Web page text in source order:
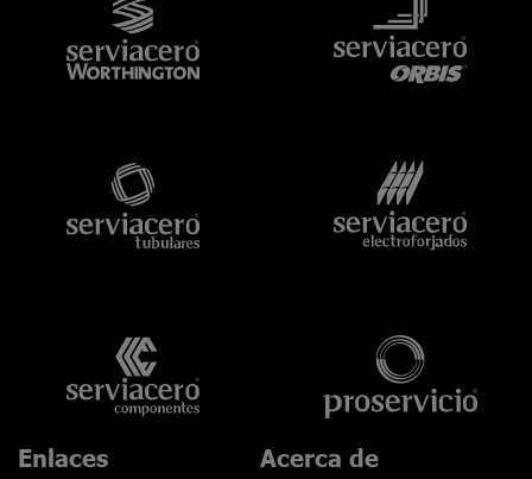
Enlaces Acerca de